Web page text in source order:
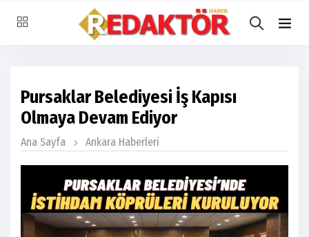
Pursaklar Belediyesi İş Kapısı
Olmaya Devam Ediyor
Ana Sayfa Ankara Haberleri